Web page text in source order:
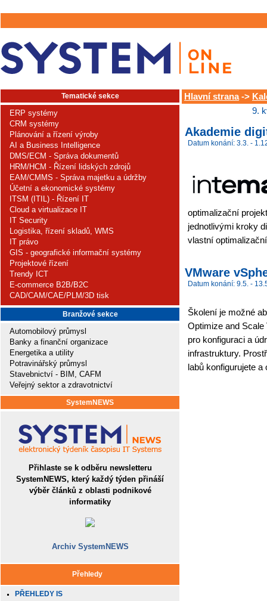
Tematické sekce
ERP systémy
CRM systémy
Plánování a řízení výroby
AI a Business Intelligence
DMS/ECM - Správa dokumentů
HRM/HCM - Řízení lidských zdrojů
EAM/CMMS - Správa majetku a údržby
Účetní a ekonomické systémy
ITSM (ITIL) - Řízení IT
Cloud a virtualizace IT
IT Security
Logistika, řízení skladů, WMS
IT právo
GIS - geografické informační systémy
Projektové řízení
Trendy ICT
E-commerce B2B/B2C
CAD/CAM/CAE/PLM/3D tisk
Branžové sekce
Automobilový průmysl
Banky a finanční organizace
Energetika a utility
Potravinářský průmysl
Stavebnictví - BIM, CAFM
Veřejný sektor a zdravotnictví
SystemNEWS
Přihlaste se k odběru newsletteru
SystemNEWS, který každý týden přináší
výběr článků z oblasti podnikové
informatiky
Archiv SystemNEWS
Přehledy
PŘEHLEDY IS
Hlavní strana->
9.
Akademie
Datum konání: 3.3. -
optimalizační
jednotlivými kroky
vlastní
VMware
Datum konání: 9.5. -
Školení je možné
Optimize and
pro konfiguraci a
infrastruktury.
labů konfigurujete